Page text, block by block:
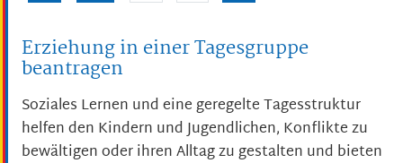
Erziehung in einer Tagesgruppe
beantragen
Soziales Lernen und eine geregelte Tagesstruktur
helfen den Kindern und Jugendlichen, Konflikte zu
bewältigen oder ihren Alltag zu gestalten und bieten